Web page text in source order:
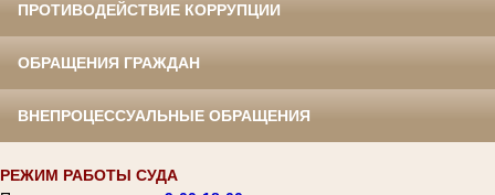
ПРОТИВОДЕЙСТВИЕ КОРРУПЦИИ
ОБРАЩЕНИЯ ГРАЖДАН
ВНЕПРОЦЕССУАЛЬНЫЕ ОБРАЩЕНИЯ
РЕЖИМ РАБОТЫ СУДА